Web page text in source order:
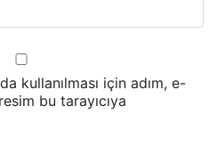
kullanılması için adım, e-
bu tarayıcıya